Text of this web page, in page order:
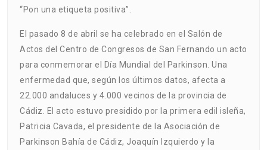
“Pon una etiqueta positiva”.
El pasado 8 de abril se ha celebrado en el Salón de
Actos del Centro de Congresos de San Fernando un acto
para conmemorar el Día Mundial del Parkinson. Una
enfermedad que, según los últimos datos, afecta a
22.000 andaluces y 4.000 vecinos de la provincia de
Cádiz. El acto estuvo presidido por la primera edil isleña,
Patricia Cavada, el presidente de la Asociación de
Parkinson Bahía de Cádiz, Joaquín Izquierdo y la